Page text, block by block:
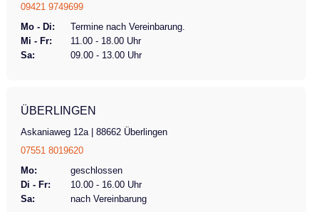
09421 9749699
Mo - Di:
Termine nach Vereinbarung.
Mi - Fr:
11.00 - 18.00 Uhr
Sa:
09.00 - 13.00 Uhr
ÜBERLINGEN
Askaniaweg 12a | 88662 Überlingen
07551 8019620
Mo:
geschlossen
Di - Fr:
10.00 - 16.00 Uhr
Sa:
nach Vereinbarung